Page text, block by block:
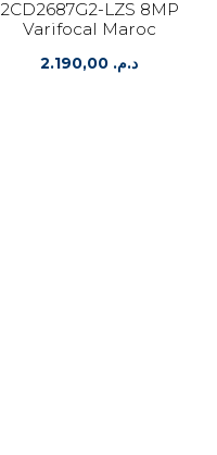
2CD2687G2-LZS 8MP
Varifocal Maroc
د.م.